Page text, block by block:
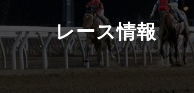
払戻金一覧
騎手成績表
馬番成績表
オッズ
坂路調教映像
遠征馬情報
番組編成要領
レースダイジ
新馬ダイジェ
いずみ
ルン
勝馬屋
レース情報